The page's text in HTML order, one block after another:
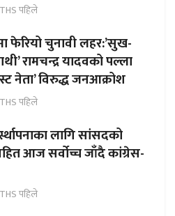
पहिले
फेरियो चुनावी लहर:’सुख-
रामचन्द्र यादवको पल्ला
नेता’ विरुद्ध जनआक्रोश
पहिले
लागि सांसदको
आज सर्वोच्च जाँदै कांग्रेस-
पहिले